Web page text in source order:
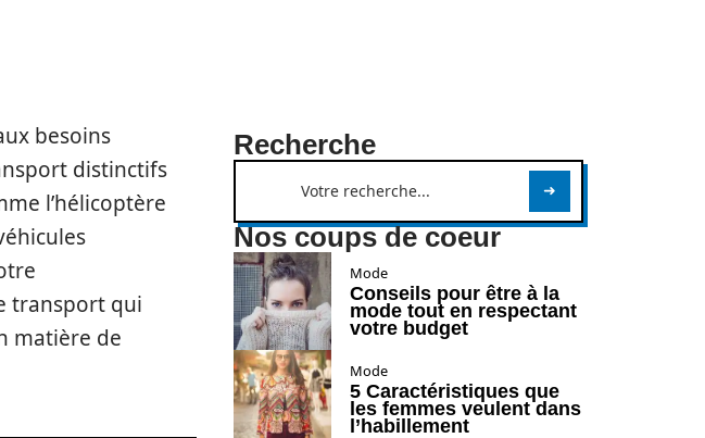
besoins
distinctifs
l’hélicoptère
transport qui
matière de
Recherche
Nos coups de coeur
Mode
Conseils pour être à la
mode tout en respectant
votre budget
Mode
5 Caractéristiques que
les femmes veulent dans
l’habillement